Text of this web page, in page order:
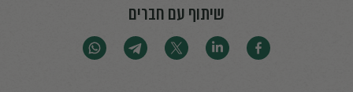
שיתוף עם חברים